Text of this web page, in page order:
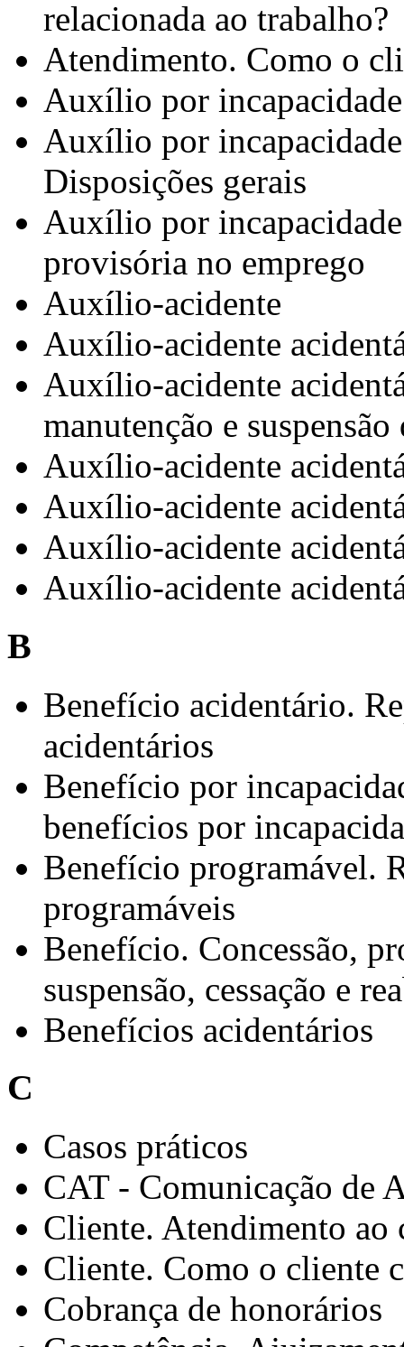
relacionada ao trabalho?
Atendimento. Como o
Auxílio por
Auxílio por
Disposições gerais
Auxílio por
provisória no emprego
Auxílio-acidente
Auxílio-acidente
Auxílio-acidente
manutenção e
Auxílio-acidente
Auxílio-acidente
Auxílio-acidente
Auxílio-acidente
B
Benefício acidentário.
acidentários
Benefício por
benefícios por
Benefício programável.
programáveis
Benefício. Concessão,
suspensão, cessação e
Benefícios acidentários
C
Casos práticos
CAT - Comunicação de
Cliente. Atendimento ao
Cliente. Como o cliente
Cobrança de honorários